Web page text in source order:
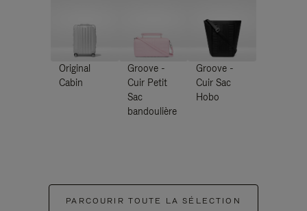
Original
Cabin
Groove -
Cuir Petit
Sac
bandoulière
Groove -
Cuir Sac
Hobo
PARCOURIR TOUTE LA SÉLECTION